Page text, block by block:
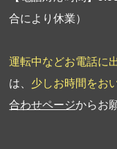
合により休業）
運転中などお電話に
は、 少しお時間をお
合わせページからお